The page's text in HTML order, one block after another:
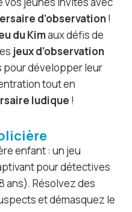
d’observation!
du Kimaux défis de
jeux d’observation
pour développer leur
tout en
ludique !
enfant : un jeu
pour détectives
ans). Résolvez des
et démasquez le